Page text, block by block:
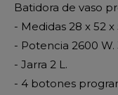
Batidora de vaso
- Medidas 28 x 52 x
- Potencia 2600 W.
- Jarra 2 L.
- 4 botones